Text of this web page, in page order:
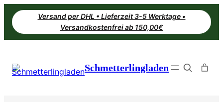
Zum
Inhalt
springen
Versand per DHL • Lieferzeit 3-5 Werktage •
Versandkostenfrei ab 150,00€
Schmetterlingladen Search